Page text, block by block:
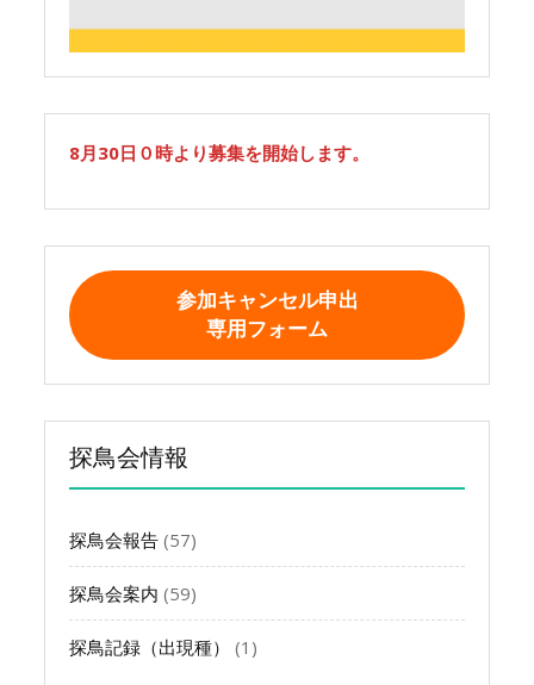
8月30日０時より募集を開始します。
参加キャンセル申出
専用フォーム
探鳥会情報
探鳥会報告 (57)
探鳥会案内 (59)
探鳥記録（出現種） (1)